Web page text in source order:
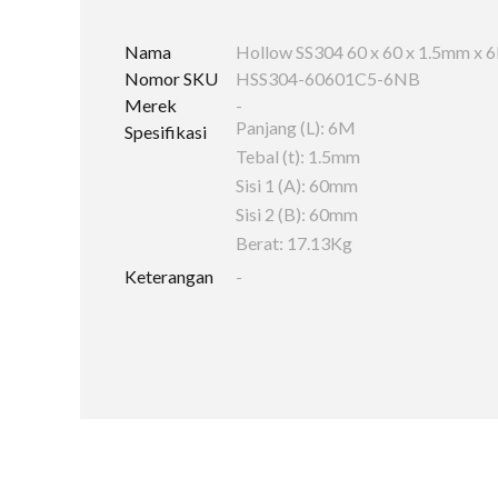
Nama
Hollow SS304 60 x 60 x 1.5mm x
Nomor SKU
HSS304-60601C5-6NB
Merek
-
Spesifikasi
Panjang (L): 6M
Tebal (t): 1.5mm
Sisi 1 (A): 60mm
Sisi 2 (B): 60mm
Berat: 17.13Kg
Keterangan
-